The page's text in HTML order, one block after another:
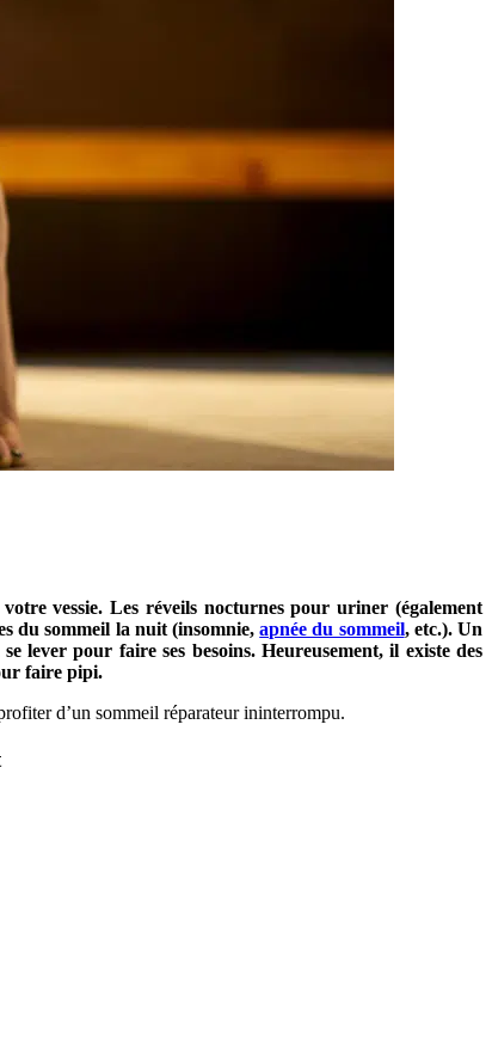
vessie. Les réveils nocturnes pour uriner (également
du sommeil la nuit (insomnie,apnée du sommeil, etc.). Un
lever pour faire ses besoins. Heureusement, il existe des
faire pipi.
d’un sommeil réparateur ininterrompu.